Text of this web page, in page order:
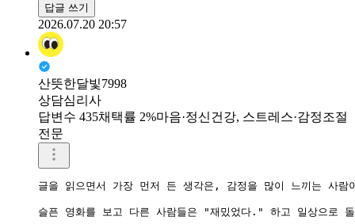
답글 쓰기
2026.07.20 20:57
산뜻한달빛7998
상담심리사
답변수 435채택률 2%마음·정신건강, 스트레스·감정조절
전문
글을 읽으면서 가장 먼저 든 생각은, 감정을 많이 느끼는 사
슬픈 영화를 보고 다른 사람들은 "재밌었다." 하고 일상으로